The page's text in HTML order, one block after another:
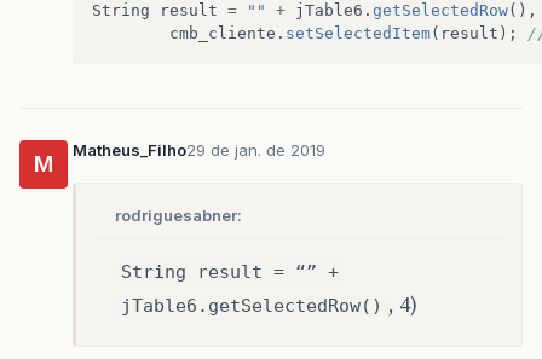
String result = "" + jTable6 . getSelectedRow(),
cmb_cliente . setSelectedItem( result );
M
Matheus_Filho29 de jan. de 2019
rodriguesabner:
String result = “” +
jTable6.getSelectedRow() , 4)